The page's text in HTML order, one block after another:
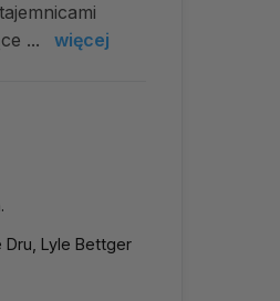
...
więcej
Dru, Lyle Bettger